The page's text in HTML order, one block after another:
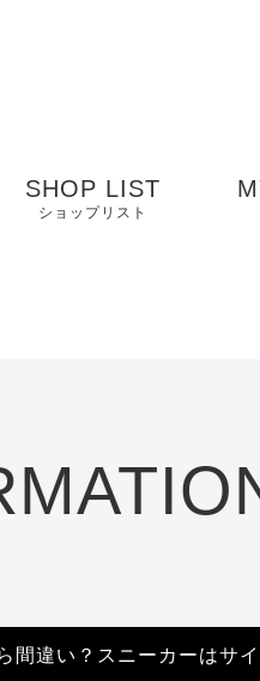
シ
SHOP LIST
ショップリスト
間違い？スニーカーはサ